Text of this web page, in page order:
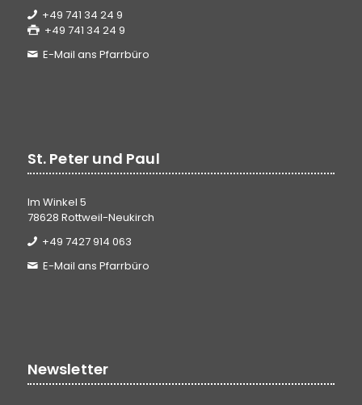
+49 741 34 24 9
+49 741 34 24 9
E-Mail ans Pfarrbüro
St. Peter und Paul
Im Winkel 5
78628 Rottweil-Neukirch
+49 7427 914 063
E-Mail ans Pfarrbüro
Newsletter